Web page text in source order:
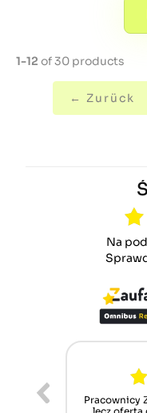
1-12 of 30 products
← Zurück
Na
Pracownicy